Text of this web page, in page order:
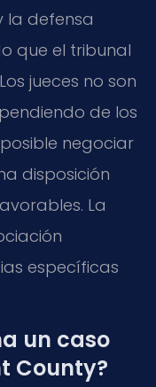
la defensa
que el tribunal
jueces no son
de los
negociar
disposición
La
específicas
un caso
County?